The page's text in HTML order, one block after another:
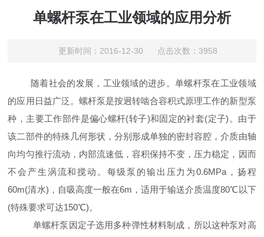
单螺杆泵在工业领域的应用分析
更新时间：2016-12-30 点击次数：3958
随着社会的发展，工业领域的进步。单螺杆泵在工业领域
的应用日益广泛。螺杆泵是按迥转啮合容积式原理工作的新型泵
种，主要工作部件是偏心螺杆(转子)和固定的衬套(定子)。由于
该二部件的特殊几何形状，分别形成单独的密封容腔，介质由轴
向均匀推行流动，内部流速低，容积保持不变，压力稳定，因而
不会产生涡流和搅动。每级泵的输出压力为0.6MPa，扬程
60m(清水)，自吸高度一般在6m，适用于输送介质温度80℃以下
(特殊要求可达150℃)。
单螺杆泵因定子选用多种弹性材料制成，所以这种泵对高